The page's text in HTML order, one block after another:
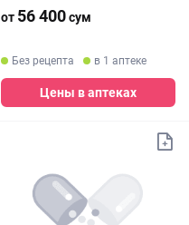
от 56 400сум
Без рецепта в 1 аптеке
Цены в аптеках